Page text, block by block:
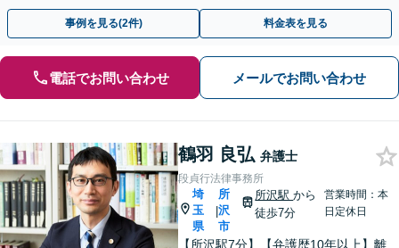
トします。【加害者側の相談専門】
事例を見る(2件) 料金表を見る
電話でお問い合わせ メールでお問い合わせ
鶴羽 良弘 弁護士
段貞行法律事務所
埼
玉
県
|
所
沢
市
所沢駅から
徒歩7分
営業時間：本
日定休日
【所沢駅7分】【弁護歴10年以上】離